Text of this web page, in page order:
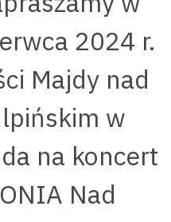
2024 r.
Majdy nad
w
na koncert
Nad